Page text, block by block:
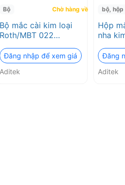
Bộ Chờ hàng về
Bộ mắc cài kim loại
Roth/MBT 022
Đăng nhập để xem giá
Aditek
bộ, hộp
Hộp
nha
and
Đăng
Aditek